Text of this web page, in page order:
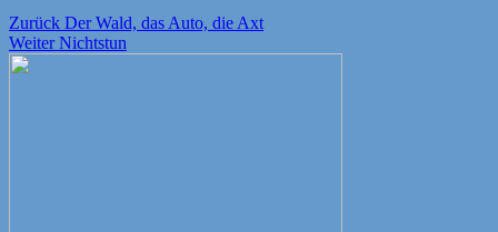
Beitragsnavigation
Zurück Vorheriger
Beitrag:
Der Wald, das Auto, die Axt
Weiter Nächster
Nichtstun